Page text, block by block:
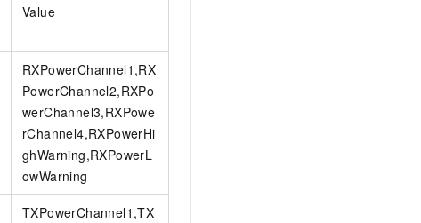
Value
RXPowerChannel1,RX
PowerChannel2,RXPo
werChannel3,RXPowe
rChannel4,RXPowerHi
ghWarning,RXPowerL
owWarning
TXPowerChannel1,TX